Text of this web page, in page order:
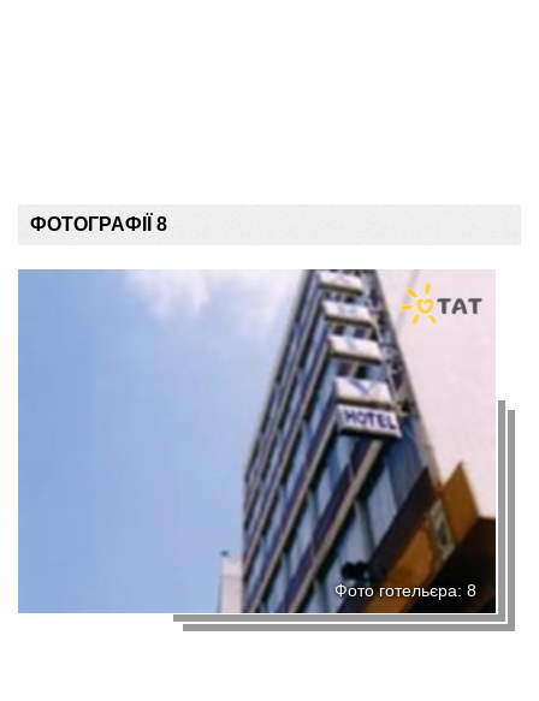
ФОТОГРАФІЇ 8
Фото готельєра: 8